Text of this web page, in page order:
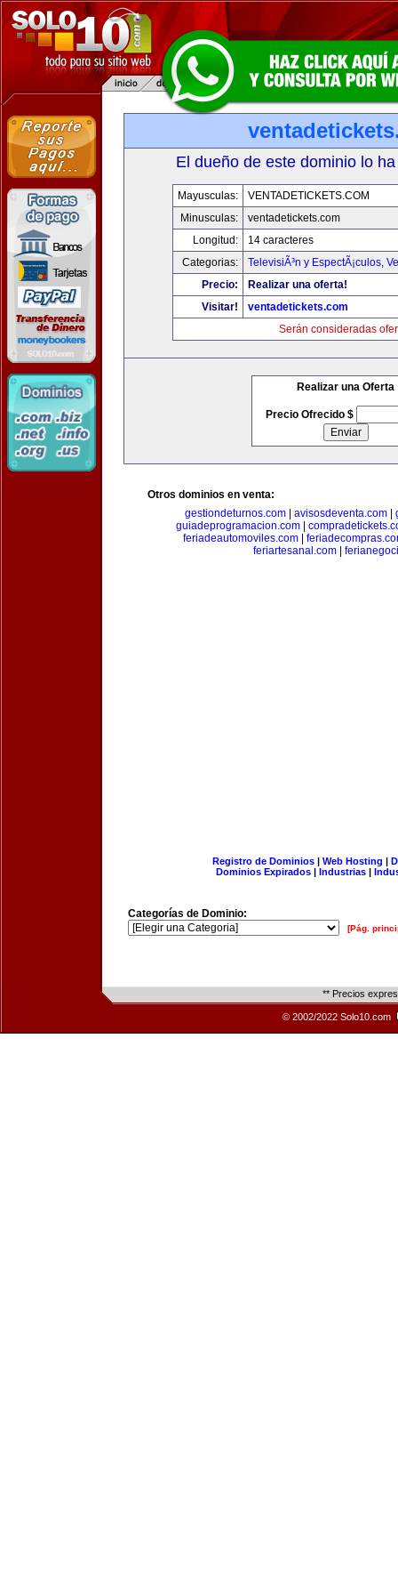
El dueño de este dominio lo
Mayusculas:
VENTADETICKETS.COM
Minusculas:
ventadetickets.com
Longitud:
14 caracteres
Categorias:
TelevisiÃ³n y EspectÃ¡culos,
Precio:
Realizar una oferta!
Visitar!
ventadetickets.com
Serán consideradas
Realizar una Oferta
Precio Ofrecido $
Otros dominios en venta:
gestiondeturnos.com| avisosdeventa.com|
guiadeprogramacion.com|
feriadeautomoviles.com
feriartesanal.com|
Registro de Dominios| Web Hosting |
Dominios Expirados | Industrias |
Categorías de Dominio:
[Pág.
** Precios
© 2002/2022 Solo10.com